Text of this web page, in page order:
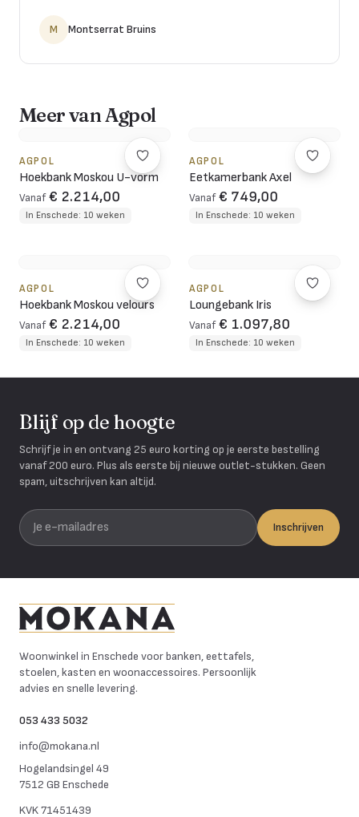
M Montserrat Bruins
Meer van Agpol
AGPOL
Hoekbank Moskou U-vorm
Vanaf € 2.214,00
In Enschede: 10 weken
AGPOL
Eetkamerbank Axel
Vanaf € 749,00
In Enschede: 10 weken
AGPOL
Hoekbank Moskou velours
Vanaf € 2.214,00
In Enschede: 10 weken
AGPOL
Loungebank Iris
Vanaf € 1.097,80
In Enschede: 10 weken
Blijf op de hoogte
Schrijf je in en ontvang 25 euro korting op je eerste bestelling
vanaf 200 euro. Plus als eerste bij nieuwe outlet-stukken. Geen
spam, uitschrijven kan altijd.
Je e-mailadres
Inschrijven
Woonwinkel in Enschede voor banken, eettafels,
stoelen, kasten en woonaccessoires. Persoonlijk
advies en snelle levering.
053 433 5032
info@mokana.nl
Hogelandsingel 49
7512 GB Enschede
KVK71451439